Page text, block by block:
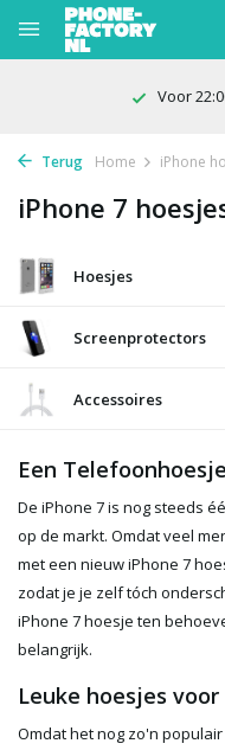
Voor
Terug Home iPhone
iPhone 7
Hoesjes
Screenprotectors
Accessoires
Een
De iPhone 7 is nog steeds
op de markt. Omdat veel
met een nieuw iPhone 7
zodat je je zelf tóch
iPhone 7 hoesje ten
belangrijk.
Leuke hoesjes
Omdat het nog zo'n